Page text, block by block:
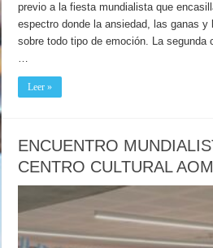
previo a la fiesta mundialista que
espectro donde la ansiedad, las ganas y
sobre todo tipo de emoción. La
…
Leer »
ENCUENTRO
CENTRO CULTURAL